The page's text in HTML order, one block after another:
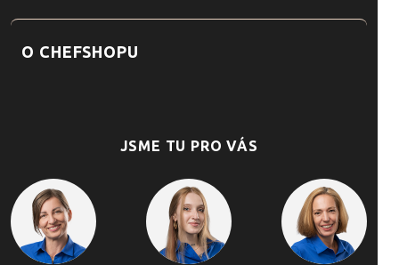
O CHEFSHOPU
JSME TU PRO VÁS